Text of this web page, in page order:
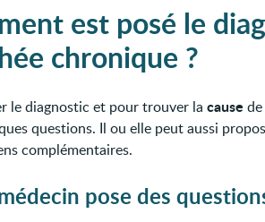
est posé le
chronique ?
le diagnostic et pour trouver la cause
questions. Il ou elle peut aussi
complémentaires.
pose des